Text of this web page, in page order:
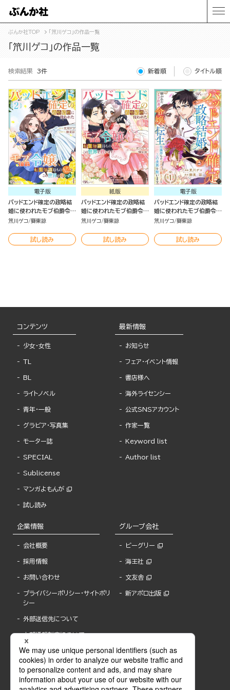
ぶんか社TOP 「笊川ゲコ」の作品一覧
「笊川ゲコ」の作品一覧
検索結果 3件 新着順 タイトル順
電子版
バッドエンド確定の政略結
婚に使われたモブ伯爵令
嬢、転生知識持ちの元クズ
ます コミック版 （2）
笊川ゲコ 獅東諒
試し読み
紙版
バッドエンド確定の政略結
婚に使われたモブ伯爵令
嬢、転生知識持ちの元クズ
ます（1）
笊川ゲコ 獅東諒
試し読み
電子版
バッドエンド確定の政略結
婚に使われたモブ伯爵令
嬢、転生知識持ちの元クズ
ます コミック版 （分冊版）
笊川ゲコ 獅東諒
試し読み
コンテンツ
少女・女性
TL
BL
ライトノベル
青年・一般
グラビア・写真集
モーター誌
SPECIAL
Sublicense
マンガよもんが
試し読み
最新情報
お知らせ
フェア・イベント情報
書店様へ
海外ライセンシー
公式SNSアカウント
作家一覧
Keyword list
Author list
企業情報
会社概要
採用情報
お問い合わせ
プライバシーポリシー・サイトポリ
シー
外部送信先について
内部通報制度について
グループ会社
ビーグリー
海王社
文友舎
新アポロ出版